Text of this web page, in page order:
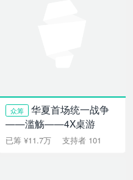
众筹
华夏首场统一战争
——滥觞——4X桌游
已筹 ¥11.7万 支持者 101